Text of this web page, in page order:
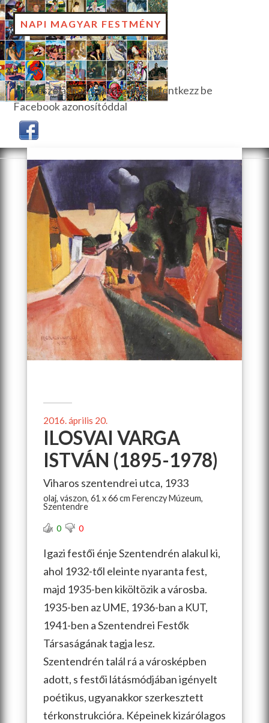
NAPI MAGYAR FESTMÉNY
Hozzászóláshoz, szavazáshoz jelentkezz be
Facebook azonosítóddal
2016. április 20.
ILOSVAI VARGA
ISTVÁN (1895-1978)
Viharos szentendrei utca, 1933
olaj, vászon, 61 x 66 cm Ferenczy Múzeum,
Szentendre
0 0
Igazi festői énje Szentendrén alakul ki,
ahol 1932-től eleinte nyaranta fest,
majd 1935-ben kiköltözik a városba.
1935-ben az UME, 1936-ban a KUT,
1941-ben a Szentendrei Festők
Társaságának tagja lesz.
Szentendrén talál rá a városképben
adott, s festői látásmódjában igényelt
poétikus, ugyanakkor szerkesztett
térkonstrukcióra. Képeinek kizárólagos